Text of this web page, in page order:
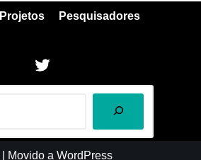
Projetos
Pesquisadores
| Movido a WordPress